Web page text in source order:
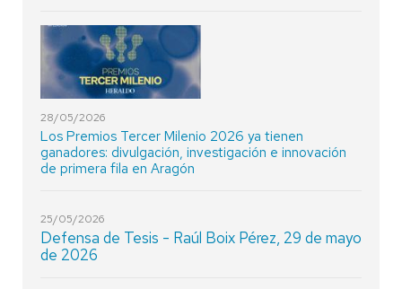
28/05/2026
Los Premios Tercer Milenio 2026 ya tienen
ganadores: divulgación, investigación e innovación
de primera fila en Aragón
25/05/2026
Defensa de Tesis - Raúl Boix Pérez, 29 de mayo
de 2026